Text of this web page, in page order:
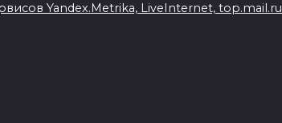
Yandex.Metrika, LiveInternet, top.mail.ru